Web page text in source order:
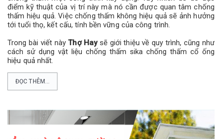
điểm kỹ thuật của vị trí này mà nó cần được quan tâm chống
thấm hiệu quả. Việc chống thấm không hiệu quả sẽ ảnh hưởng
tới tuổi thọ, kết cấu, tính bền vững của công trình.
Trong bài viết nàyThợ Haysẽ giới thiệu về quy trình, cũng như
cách sử dụng vật liệu chống thấm sika chống thấm cổ ống
hiệu quả nhất.
ĐỌC THÊM...